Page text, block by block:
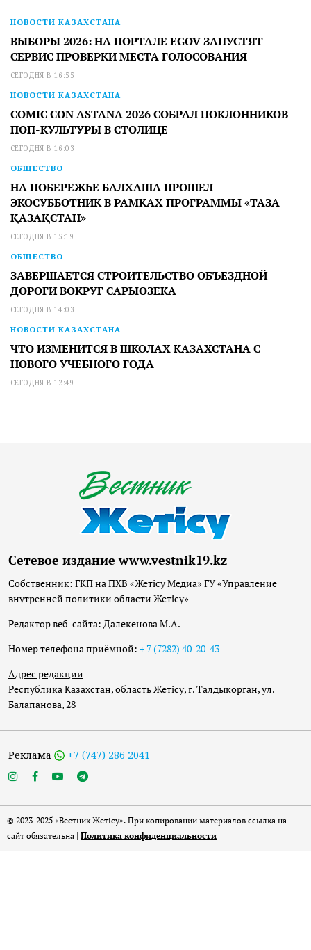
НОВОСТИ КАЗАХСТАНА
ВЫБОРЫ 2026: НА ПОРТАЛЕ EGOV ЗАПУСТЯТ
СЕРВИС ПРОВЕРКИ МЕСТА ГОЛОСОВАНИЯ
СЕГОДНЯ В 16:55
НОВОСТИ КАЗАХСТАНА
COMIC CON ASTANA 2026 СОБРАЛ ПОКЛОННИКОВ
ПОП-КУЛЬТУРЫ В СТОЛИЦЕ
СЕГОДНЯ В 16:03
ОБЩЕСТВО
НА ПОБЕРЕЖЬЕ БАЛХАША ПРОШЕЛ
ЭКОСУББОТНИК В РАМКАХ ПРОГРАММЫ «ТАЗА
ҚАЗАҚСТАН»
СЕГОДНЯ В 15:19
ОБЩЕСТВО
ЗАВЕРШАЕТСЯ СТРОИТЕЛЬСТВО ОБЪЕЗДНОЙ
ДОРОГИ ВОКРУГ САРЫОЗЕКА
СЕГОДНЯ В 14:03
НОВОСТИ КАЗАХСТАНА
ЧТО ИЗМЕНИТСЯ В ШКОЛАХ КАЗАХСТАНА С
НОВОГО УЧЕБНОГО ГОДА
СЕГОДНЯ В 12:49
Сетевое издание www.vestnik19.kz
Собственник: ГКП на ПХВ «Жетісу Медиа» ГУ «Управление
внутренней политики области Жетісу»
Редактор веб-сайта: Далекенова М.А.
Номер телефона приёмной: + 7 (7282) 40-20-43
Адрес редакции
Республика Казахстан, область Жетісу, г. Талдыкорган, ул.
Балапанова, 28
Реклама +7 (747) 286 2041
© 2023-2025 «Вестник Жетісу». При копировании материалов ссылка на
сайт обязательна | Политика конфиденциальности